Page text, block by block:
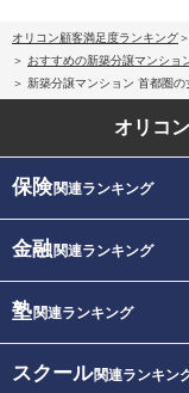
オリコン顧客満足度ランキング
おすすめの新築分譲マンショ
新築分譲マンション 首都圏
オリコ
保険関連ランキング
金融関連ランキング
塾関連ランキング
スクール関連ランキン